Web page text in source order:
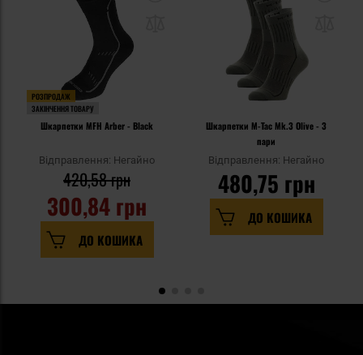
РОЗПРОДАЖ
ЗАКІНЧЕННЯ ТОВАРУ
Шкарпетки MFH Arber - Black
Відправлення: Негайно
300,84 грн
420,58 грн
ДО КОШИКА
Шкарпетки M-Tac Mk.3 Olive - 3
пари
Відправлення: Негайно
480,75 грн
ДО КОШИКА